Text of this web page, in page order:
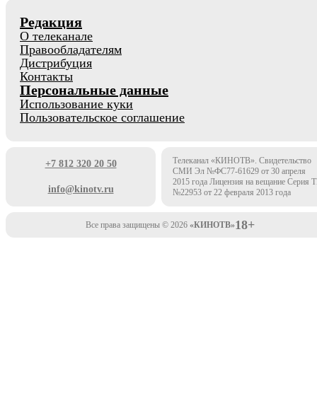
Редакция
О телеканале
Правообладателям
Дистрибуция
Контакты
Персональные данные
Использование куки
Пользовательское соглашение
+7 812 320 20 50
info@kinotv.ru
Телеканал «КИНОТВ». Свидетельство
СМИ Эл №ФС77-61629 от 30 апреля
2015 года Лицензия на вещание Серия
№22953 от 22 февраля 2013 года
Все права защищены © 2026 «КИНОТВ»18+